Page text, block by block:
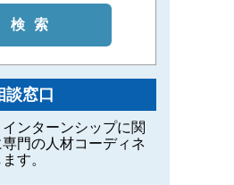
検索
談窓口
ンターンシップに関
門の人材コーディネ
す。